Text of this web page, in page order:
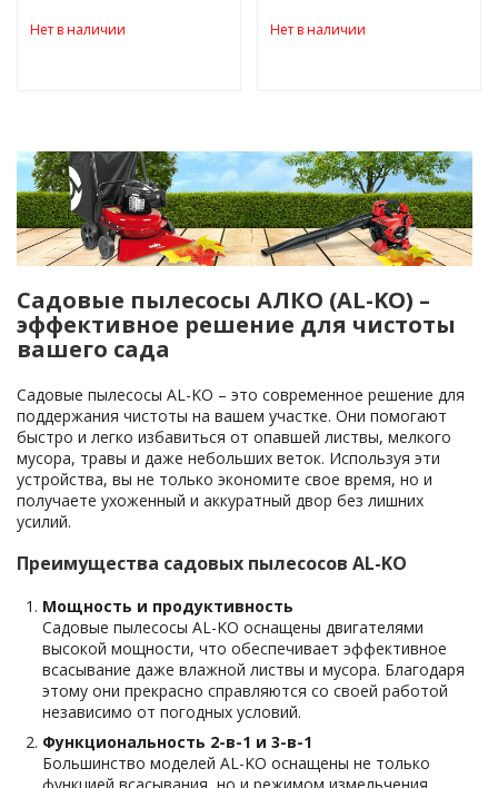
Нет в наличии Нет в наличии
Садовые пылесосы АЛКО (AL-KO) –
эффективное решение для чистоты
вашего сада
Садовые пылесосы AL-KO – это современное решение для
поддержания чистоты на вашем участке. Они помогают
быстро и легко избавиться от опавшей листвы, мелкого
мусора, травы и даже небольших веток. Используя эти
устройства, вы не только экономите свое время, но и
получаете ухоженный и аккуратный двор без лишних
усилий.
Преимущества садовых пылесосов AL-KO
Мощность и продуктивность
Садовые пылесосы AL-KO оснащены двигателями
высокой мощности, что обеспечивает эффективное
всасывание даже влажной листвы и мусора. Благодаря
этому они прекрасно справляются со своей работой
независимо от погодных условий.
Функциональность 2-в-1 и 3-в-1
Большинство моделей AL-KO оснащены не только